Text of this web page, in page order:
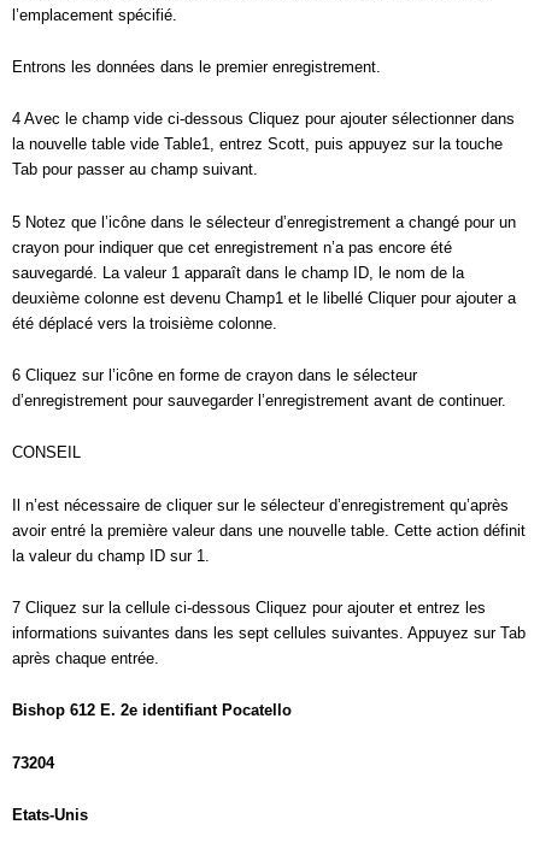
l’emplacement spécifié.
Entrons les données dans le premier enregistrement.
4 Avec le champ vide ci-dessous Cliquez pour ajouter sélectionner dans
la nouvelle table vide Table1, entrez Scott, puis appuyez sur la touche
Tab pour passer au champ suivant.
5 Notez que l’icône dans le sélecteur d’enregistrement a changé pour un
crayon pour indiquer que cet enregistrement n’a pas encore été
sauvegardé. La valeur 1 apparaît dans le champ ID, le nom de la
deuxième colonne est devenu Champ1 et le libellé Cliquer pour ajouter a
été déplacé vers la troisième colonne.
6 Cliquez sur l’icône en forme de crayon dans le sélecteur
d’enregistrement pour sauvegarder l’enregistrement avant de continuer.
CONSEIL
Il n’est nécessaire de cliquer sur le sélecteur d’enregistrement qu’après
avoir entré la première valeur dans une nouvelle table. Cette action définit
la valeur du champ ID sur 1.
7 Cliquez sur la cellule ci-dessous Cliquez pour ajouter et entrez les
informations suivantes dans les sept cellules suivantes. Appuyez sur Tab
après chaque entrée.
Bishop 612 E. 2e identifiant Pocatello
73204
Etats-Unis